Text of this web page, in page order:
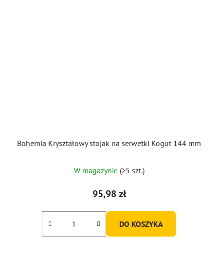
Bohemia Kryształowy stojak na serwetki Kogut 144 mm
ocena
produktu
5,0
W magazynie (>5 szt.)
95,98 zł
DO KOSZYKA